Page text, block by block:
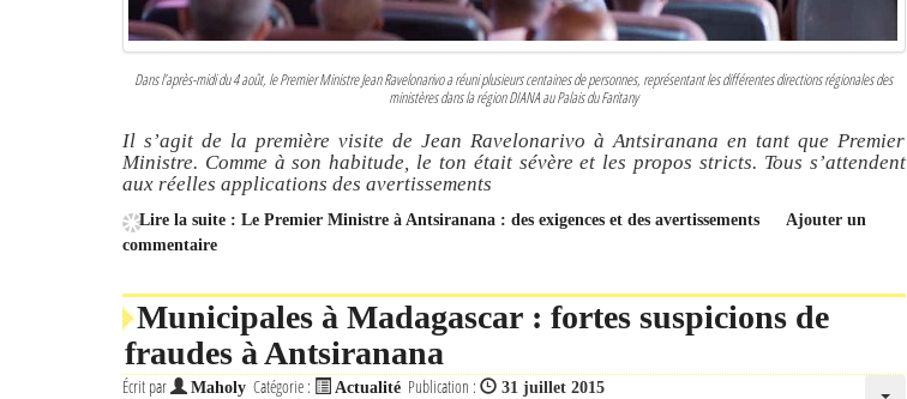
Dans l’après-midi du 4 août, le Premier Ministre Jean Ravelonarivo a réuni plusieurs centaines de personnes, représentant les différentes directions régionales des
ministères dans la région DIANA au Palais du Faritany
Il s’agit de la première visite de Jean Ravelonarivo à Antsiranana en tant que Premier
Ministre. Comme à son habitude, le ton était sévère et les propos stricts. Tous s’attendent
aux réelles applications des avertissements
Lire la suite : Le Premier Ministre à Antsiranana : des exigences et des avertissements
Ajouter un
commentaire
Municipales à Madagascar : fortes suspicions de
fraudes à Antsiranana
Écrit par Maholy Catégorie : Actualité Publication : 31 juillet 2015